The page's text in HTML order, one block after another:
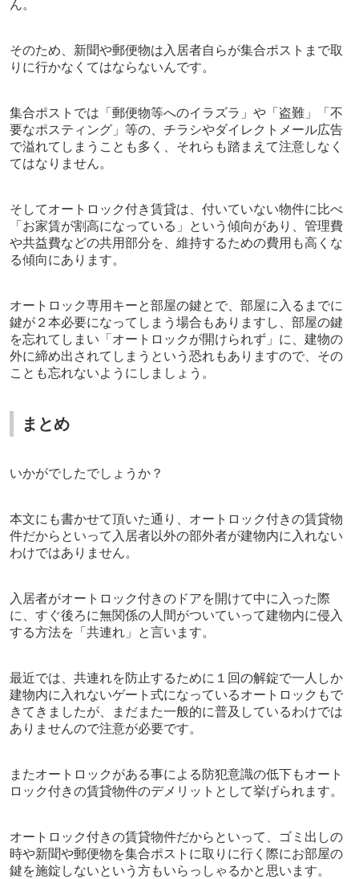
ん。
そのため、新聞や郵便物は入居者自らが集合ポストまで取
りに行かなくてはならないんです。
集合ポストでは「郵便物等へのイラズラ」や「盗難」「不
要なポスティング」等の、チラシやダイレクトメール広告
で溢れてしまうことも多く、それらも踏まえて注意しなく
てはなりません。
そしてオートロック付き賃貸は、付いていない物件に比べ
「お家賃が割高になっている」という傾向があり、管理費
や共益費などの共用部分を、維持するための費用も高くな
る傾向にあります。
オートロック専用キーと部屋の鍵とで、部屋に入るまでに
鍵が２本必要になってしまう場合もありますし、部屋の鍵
を忘れてしまい「オートロックが開けられず」に、建物の
外に締め出されてしまうという恐れもありますので、その
ことも忘れないようにしましょう。
まとめ
いかがでしたでしょうか？
本文にも書かせて頂いた通り、オートロック付きの賃貸物
件だからといって入居者以外の部外者が建物内に入れない
わけではありません。
入居者がオートロック付きのドアを開けて中に入った際
に、すぐ後ろに無関係の人間がついていって建物内に侵入
する方法を「共連れ」と言います。
最近では、共連れを防止するために１回の解錠で一人しか
建物内に入れないゲート式になっているオートロックもで
きてきましたが、まだまた一般的に普及しているわけでは
ありませんので注意が必要です。
またオートロックがある事による防犯意識の低下もオート
ロック付きの賃貸物件のデメリットとして挙げられます。
オートロック付きの賃貸物件だからといって、ゴミ出しの
時や新聞や郵便物を集合ポストに取りに行く際にお部屋の
鍵を施錠しないという方もいらっしゃるかと思います。